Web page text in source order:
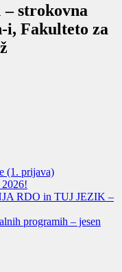
– strokovna
i, Fakulteto za
(1. prijava)
2026!
RDO in TUJ JEZIK –
programih – jesen